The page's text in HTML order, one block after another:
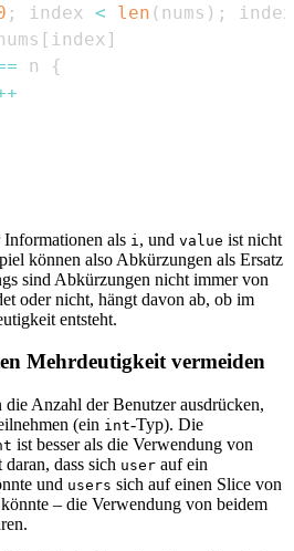
; index < len ( nums ) ;
index
[ index ]
n
{
als i , und value ist nicht
können also Abkürzungen als Ersatz
sind Abkürzungen nicht immer von
oder nicht, hängt davon ab, ob im
entsteht.
Mehrdeutigkeit vermeiden
Anzahl der Benutzer ausdrücken,
(ein int-Typ). Die
ist besser als die Verwendung von
dass sich user auf ein
und users sich auf einen Slice von
– die Verwendung von beidem